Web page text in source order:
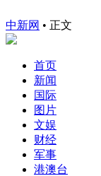
中新网 • 正文
首页
新闻
国际
图片
文娱
财经
军事
港澳台